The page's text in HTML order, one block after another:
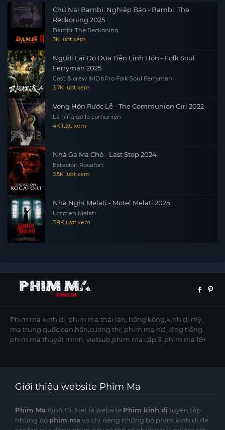
Chú Nai Bambi: Nghiệp Báo - Bambi: The
Reckoning 2025
Bambi: The Reckoning
3K lượt xem
Người Lái Đò Đưa Tiễn Linh Hồn - Folk Soul
Ferryman 2025
Cast & crew IMDbPro Folk Soul Ferryman
3.7K lượt xem
Vong Hồn Rước Lễ - The Communion Girl 2022
La niña de la comunión
4K lượt xem
Nhà Ga Ma Chó - Last Stop 2024
Estación Rocafort
3.5K lượt xem
Nhà Nghỉ Melati - Motel Melati 2025
Losmen Melati
3.9K lượt xem
Phim ma kinh dị, phim ma thái lan, hồng kông,kinh dị mỹ,
ma trung quốc,oan hồn,cương thi, phim ma hd, lồng tiếng,
phim ma thuyết minh, vietsub,phim ma cấp 3, phim ma 18+
Giới thiệu website Phim Ma
Phim Ma Kinh Dị .Net là website Phim kinh dị tuyển tập
những bộ phim ma và chỉ riêng những bộ phim kinh dị để